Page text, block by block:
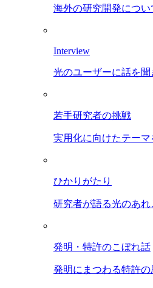
海外の研究開発につい
Interview
光のユーザーに話を聞
若手研究者の挑戦
実用化に向けたテーマ
ひかりがたり
研究者が語る光のあれ
発明・特許のこぼれ話
発明にまつわる特許の